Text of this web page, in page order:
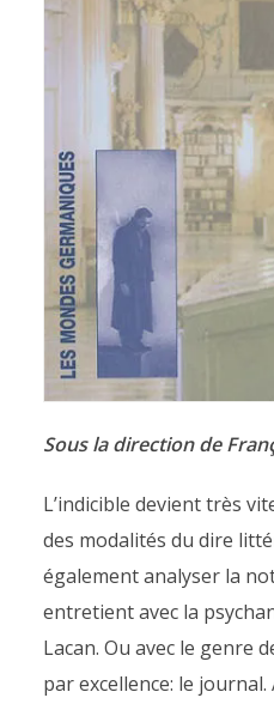
Sous la direction de
L’indicible devient très
des modalités du dire
également analyser la
entretient avec la
Lacan. Ou avec le genre
par excellence: le